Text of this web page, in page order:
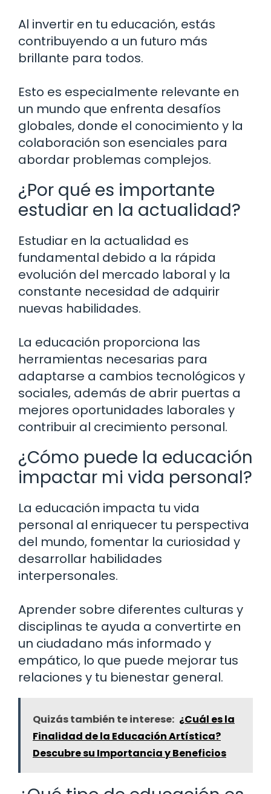
Al invertir en tu educación, estás
contribuyendo a un futuro más
brillante para todos.
Esto es especialmente relevante en
un mundo que enfrenta desafíos
globales, donde el conocimiento y la
colaboración son esenciales para
abordar problemas complejos.
¿Por qué es importante
estudiar en la actualidad?
Estudiar en la actualidad es
fundamental debido a la rápida
evolución del mercado laboral y la
constante necesidad de adquirir
nuevas habilidades.
La educación proporciona las
herramientas necesarias para
adaptarse a cambios tecnológicos y
sociales, además de abrir puertas a
mejores oportunidades laborales y
contribuir al crecimiento personal.
¿Cómo puede la educación
impactar mi vida personal?
La educación impacta tu vida
personal al enriquecer tu perspectiva
del mundo, fomentar la curiosidad y
desarrollar habilidades
interpersonales.
Aprender sobre diferentes culturas y
disciplinas te ayuda a convertirte en
un ciudadano más informado y
empático, lo que puede mejorar tus
relaciones y tu bienestar general.
Quizás también te interese: ¿Cuál es la
Finalidad de la Educación Artística?
Descubre su Importancia y Beneficios